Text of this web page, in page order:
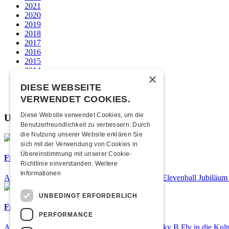
2021
2020
2019
2018
2017
2016
2015
2014
2012
2011
Unsere beliebtesten
Frisch bestätigt: 25 Jahre Elevenball
Am Samstag, 26. September 2026 findet das 25. Elevenball Jubiläum
Frisch bestätigt: Nicky B Fly
Am Donnerstag, 05. November 2026 kommt Nicky B Fly in die
×
DIESE WEBSEITE
VERWENDET COOKIES.
Diese Website verwendet Cookies, um die
Benutzerfreundlichkeit zu verbessern. Durch
die Nutzung unserer Website erklären Sie
sich mit der Verwendung von Cookies in
Übereinstimmung mit unserer Cookie-
Richtlinie einverstanden. Weitere
Informationen
UNBEDINGT ERFORDERLICH
PERFORMANCE